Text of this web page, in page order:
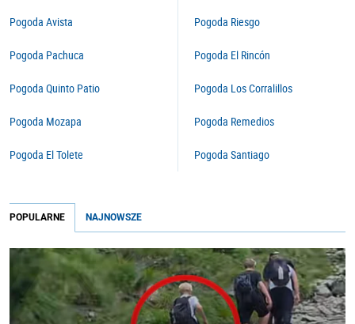
Pogoda Avista
Pogoda Pachuca
Pogoda Quinto Patio
Pogoda Mozapa
Pogoda El Tolete
Pogoda Riesgo
Pogoda El Rincón
Pogoda Los Corralillos
Pogoda Remedios
Pogoda Santiago
POPULARNE NAJNOWSZE